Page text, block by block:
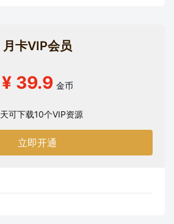
月卡VIP会员
¥ 39.9 金币
可下载10个VIP资源
立即开通